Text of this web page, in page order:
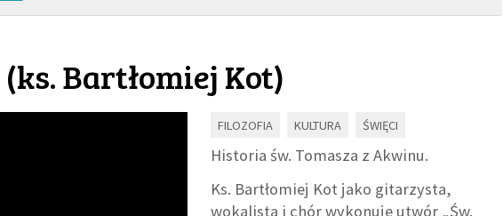
ks. Bartłomiej Kot)
FILOZOFIA KULTURA ŚWIĘCI
Historia św. Tomasza z Akwinu.
Ks. Bartłomiej Kot jako gitarzysta,
wokalista i chór wykonuje utwór „Św.